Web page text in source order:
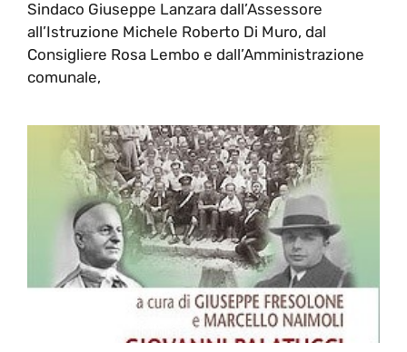
Sindaco Giuseppe Lanzara dall’Assessore
all’Istruzione Michele Roberto Di Muro, dal
Consigliere Rosa Lembo e dall’Amministrazione
comunale,